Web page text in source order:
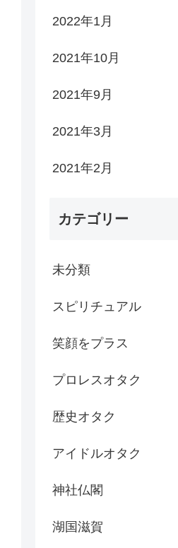
2022年1月
2021年10月
2021年9月
2021年3月
2021年2月
カテゴリー
未分類
スピリチュアル
笑顔をプラス
プロレスオタク
歴史オタク
アイドルオタク
神社仏閣
湖国滋賀